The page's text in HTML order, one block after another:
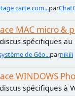
carte com...par
MAC micro &
spécifiques au
de Géo...parnikili
WINDOWS
spécifiques à